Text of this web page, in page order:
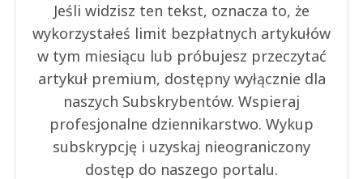
Jeśli widzisz ten tekst, oznacza to, że
wykorzystałeś limit bezpłatnych artykułów
w tym miesiącu lub próbujesz przeczytać
artykuł premium, dostępny wyłącznie dla
naszych Subskrybentów. Wspieraj
profesjonalne dziennikarstwo. Wykup
subskrypcję i uzyskaj nieograniczony
dostęp do naszego portalu.